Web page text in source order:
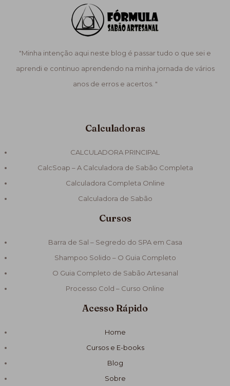
"Minha intenção aqui neste blog é passar tudo o que sei e
aprendi e continuo aprendendo na minha jornada de vários
anos de erros e acertos. "
Calculadoras
CALCULADORA PRINCIPAL
CalcSoap – A Calculadora de Sabão Completa
Calculadora Completa Online
Calculadora de Sabão
Cursos
Barra de Sal – Segredo do SPA em Casa
Shampoo Solido – O Guia Completo
O Guia Completo de Sabão Artesanal
Processo Cold – Curso Online
Acesso Rápido
Home
Cursos e E-books
Blog
Sobre